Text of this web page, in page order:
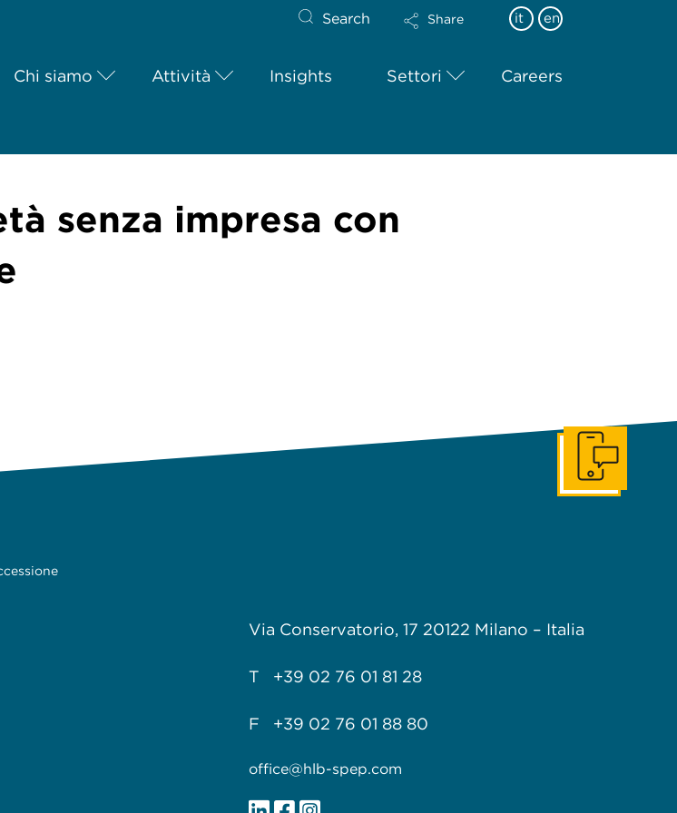
Search Share it en
Chi siamo Attività Insights Settori Careers
senza impresa con
Via Conservatorio, 17 20122 Milano – Italia
T +39 02 76 01 81 28
F +39 02 76 01 88 80
office@hlb-spep.com
Get In Touch